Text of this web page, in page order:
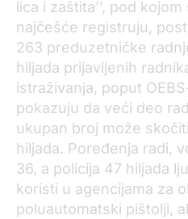
lica i zaštita’’, pod
najčešće registruju,
263 preduzetničke
hiljada prijavljenih
istraživanja, poput
pokazuju da veći deo
ukupan broj može
hiljada. Poređenja radi,
36, a policija 47 hiljada
koristi u agencijama za
poluautomatski pištolji,